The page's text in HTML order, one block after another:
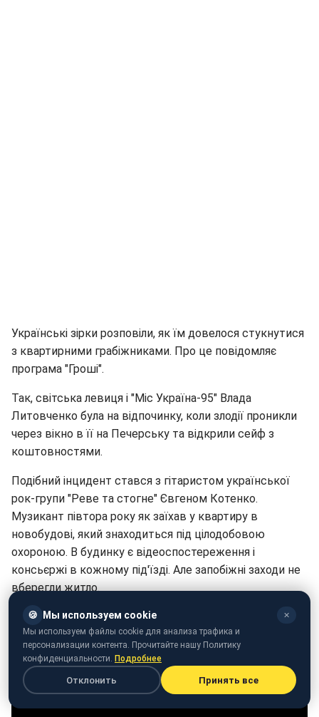
Українські зірки розповіли, як їм довелося стукнутися
з квартирними грабіжниками. Про це повідомляє
програма "Гроші".
Так, світська левиця і "Міс Україна-95" Влада
Литовченко була на відпочинку, коли злодії проникли
через вікно в її на Печерську та відкрили сейф з
коштовностями.
Подібний інцидент стався з гітаристом української
рок-групи "Реве та стогне" Євгеном Котенко.
Музикант півтора року як заїхав у квартиру в
новобудові, який знаходиться під цілодобовою
охороною. В будинку є відеоспостереження і
консьєржі в кожному під'їзді. Але запобіжні заходи не
вберегли житло.
🍪 Мы используем cookie ✕
Мы используем файлы cookie для анализа трафика и
персонализации контента. Прочитайте нашу Политику
конфиденциальности. Подробнее
Отклонить Принять все